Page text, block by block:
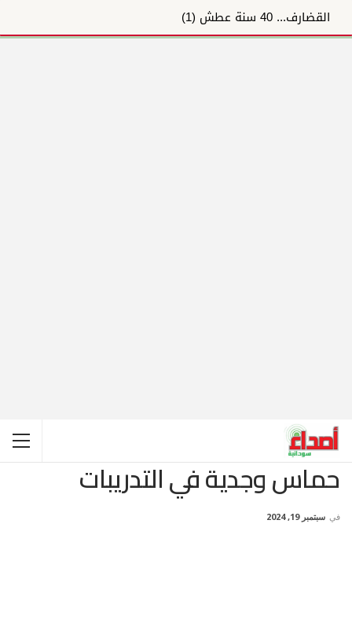
القضارف... 40 سنة عطش (1)
حماس وجدية في التدريبات
في سبتمبر 19, 2024